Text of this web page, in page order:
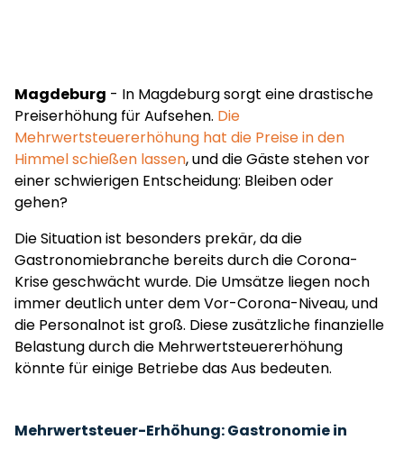
Magdeburg - In Magdeburg sorgt eine drastische
Preiserhöhung für Aufsehen. Die
Mehrwertsteuererhöhung hat die Preise in den
Himmel schießen lassen, und die Gäste stehen vor
einer schwierigen Entscheidung: Bleiben oder
gehen?
Die Situation ist besonders prekär, da die
Gastronomiebranche bereits durch die Corona-
Krise geschwächt wurde. Die Umsätze liegen noch
immer deutlich unter dem Vor-Corona-Niveau, und
die Personalnot ist groß. Diese zusätzliche finanzielle
Belastung durch die Mehrwertsteuererhöhung
könnte für einige Betriebe das Aus bedeuten.
Mehrwertsteuer-Erhöhung: Gastronomie in